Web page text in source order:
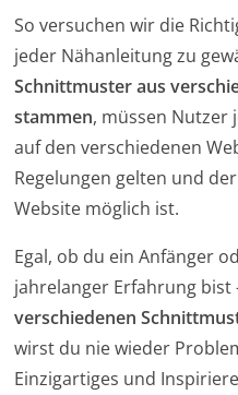
So versuchen wir die
jeder Nähanleitung zu
Schnittmuster aus
stammen, müssen Nutzer
auf den verschiedenen
Regelungen gelten und
Website möglich ist.
Egal, ob du ein Anfänger
jahrelanger Erfahrung bist
verschiedenen
wirst du nie wieder
Einzigartiges und